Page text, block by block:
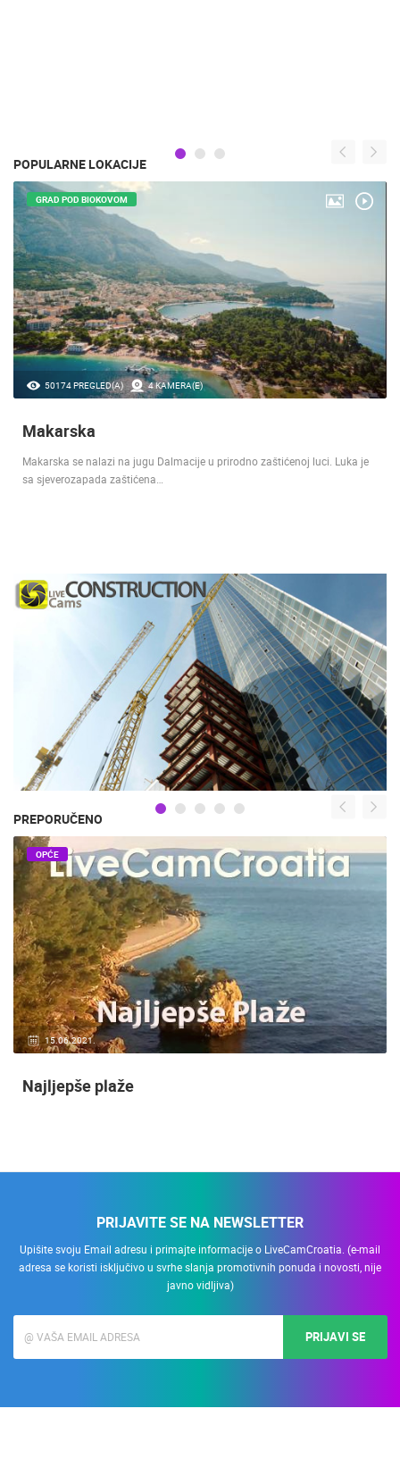
POPULARNE LOKACIJE
50174 PREGLED(A) 4 KAMERA(E)
GRAD POD BIOKOVOM
Makarska
Makarska se nalazi na jugu Dalmacije u prirodno zaštićenoj luci. Luka je
sa sjeverozapada zaštićena…
PREPORUČENO
15.06.2021.
OPĆE
Najljepše plaže
PRIJAVITE SE NA NEWSLETTER
Upišite svoju Email adresu i primajte informacije o LiveCamCroatia. (e-mail
adresa se koristi isključivo u svrhe slanja promotivnih ponuda i novosti, nije
javno vidljiva)
PRIJAVI SE